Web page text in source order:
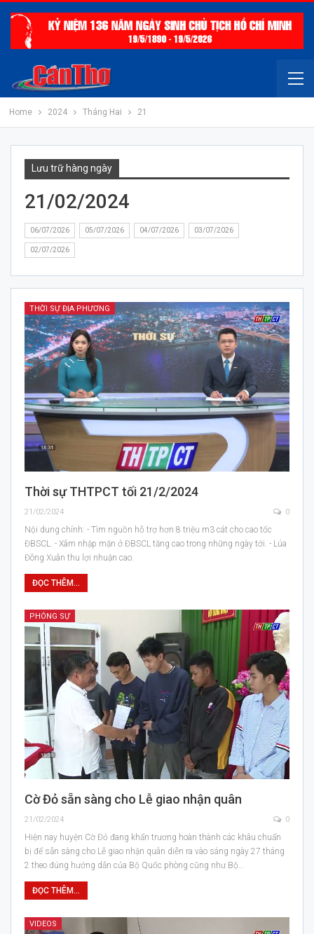
Home 2024 Tháng Hai 21
Lưu trữ hàng ngày
21/02/2024
06/07/2026 05/07/2026 04/07/2026 03/07/2026
02/07/2026
THỜI SỰ ĐỊA PHƯƠNG
Thời sự THTPCT tối 21/2/2024
21/02/2024 0
Nội dung chính: - Tìm nguồn hỗ trợ hơn 8 triệu m3 cát cho cao tốc
ĐBSCL. - Xâm nhập mặn ở ĐBSCL tăng cao trong những ngày tới. - Lúa
Đông Xuân thu lợi nhuận cao.
ĐỌC THÊM...
PHÓNG SỰ
Cờ Đỏ sẵn sàng cho Lễ giao nhận quân
21/02/2024 0
Hiện nay huyện Cờ Đỏ đang khẩn trương hoàn thành các khâu chuẩn
bị để sẵn sàng cho Lễ giao nhận quân diễn ra vào sáng ngày 27 tháng
2 theo đúng hướng dẫn của Bộ Quốc phòng cũng như Bộ…
ĐỌC THÊM...
VIDEOS